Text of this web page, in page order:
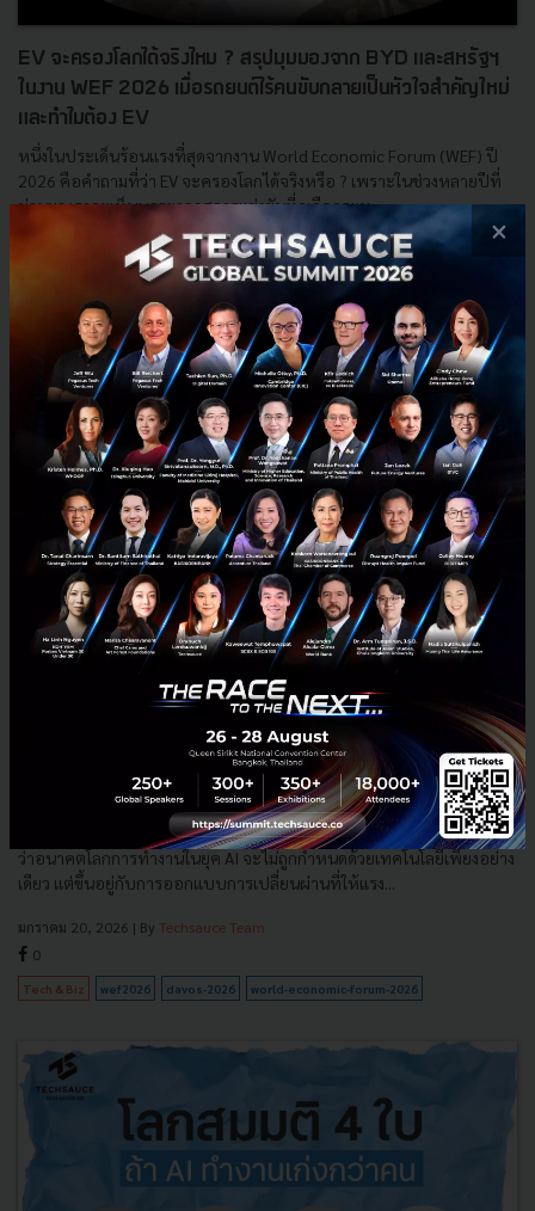
EV จะครองโลกได้จริงไหม ? สรุปมุมมองจาก BYD และสหรัฐฯ
ในงาน WEF 2026 เมื่อรถยนต์ไร้คนขับกลายเป็นหัวใจสำคัญใหม่
และทำไมต้อง EV
หนึ่งในประเด็นร้อนแรงที่สุดจากงาน World Economic Forum (WEF) ปี
2026 คือคำถามที่ว่า EV จะครองโลกได้จริงหรือ ? เพราะในช่วงหลายปีที่
ผ่านมา เราจะเห็นบรรยากาศการแข่งขันที่ดุเดือดระห...
มกราคม 20, 2026| ByTechsauce Team
Tech & Biz EV WEF BYD WEF2026
"AI ต้องทำงานร่วมกับคน ไม่ใช่กำหนดชะตาคนทำงาน" Insight
จากเวที Workers in the Driver’s Seat ในงาน World
Economic Forum 2026
สรุป Insight จากงาน World Economic Forum Annual Meeting 2026 ชี้
ว่าอนาคตโลกการทำงานในยุค AI จะไม่ถูกกำหนดด้วยเทคโนโลยีเพียงอย่าง
เดียว แต่ขึ้นอยู่กับการออกแบบการเปลี่ยนผ่านที่ให้แรง...
มกราคม 20, 2026 | By Techsauce Team
0
Tech & Biz wef2026 davos-2026 world-economic-forum-2026
×